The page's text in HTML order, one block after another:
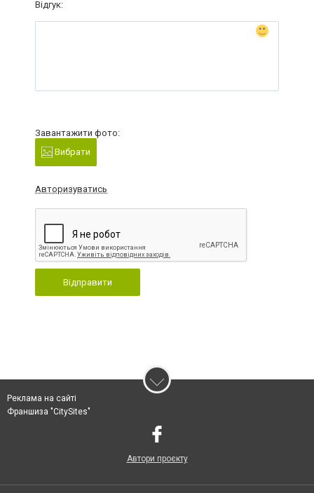
Відгук:
Завантажити фото:
Вибрати
Авторизуватись
Відправити
Реклама на сайті
Франшиза "CitySites"
Автори проєкту